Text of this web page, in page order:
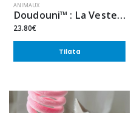
ANIMAUX
Doudouni™ : La Veste d’Hiver 3-en-1 (anti-froid, anti-vent, anti-pluie)
23.80€
Tilata